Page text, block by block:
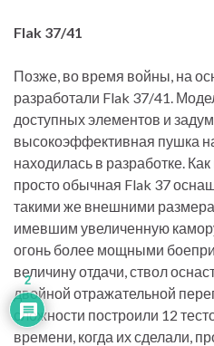
Flak 37/41
Позже, во время войны, на
разработали Flak 37/41.
доступных элементов и
высокоэффективная пушка
находилась в разработке.
просто обычная Flak 37
такими же внешними
имевшим увеличенную
огонь более мощными
величину отдачи, ствол
двойной отражательной
сложности построили 12
времени, когда их сделали,
2